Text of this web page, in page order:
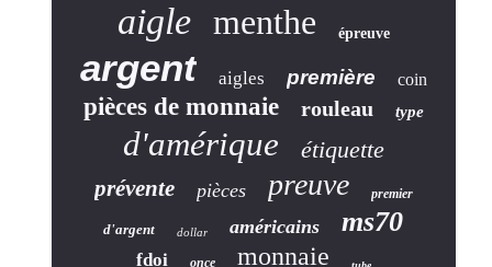
aigle menthe épreuve
argent aigles première coin
pièces de monnaie rouleau type
d'amérique étiquette
prévente pièces preuve premier
d'argent dollar américains ms70
fdoi once monnaie